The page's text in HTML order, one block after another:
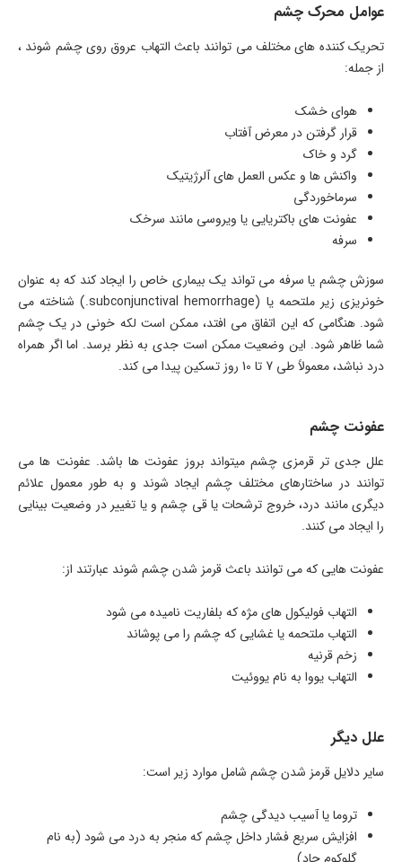
عوامل محرک چشم
تحریک کننده های مختلف می توانند باعث التهاب عروق روی چشم شوند ،
از جمله:
هوای خشک
قرار گرفتن در معرض آفتاب
گرد و خاک
واکنش ها و عکس العمل های آلرژیتیک
سرماخوردگی
عفونت های باکتریایی یا ویروسی مانند سرخک
سرفه
سوزش چشم یا سرفه می تواند یک بیماری خاص را ایجاد کند که به عنوان
خونریزی زیر ملتحمه یا (subconjunctival hemorrhage.) شناخته می
شود. هنگامی که این اتفاق می افتد، ممکن است لکه خونی در یک چشم
شما ظاهر شود. این وضعیت ممکن است جدی به نظر برسد. اما اگر همراه
درد نباشد، معمولاً طی 7 تا 10 روز تسکین پیدا می کند.
عفونت چشم
علل جدی تر قرمزی چشم میتواند بروز عفونت ها باشد. عفونت ها می
توانند در ساختارهای مختلف چشم ایجاد شوند و به طور معمول علائم
دیگری مانند درد، خروج ترشحات یا قی چشم و یا تغییر در وضعیت بینایی
را ایجاد می کنند.
عفونت هایی که می توانند باعث قرمز شدن چشم شوند عبارتند از:
التهاب فولیکول های مژه که بلفاریت نامیده می شود
التهاب ملتحمه یا غشایی که چشم را می پوشاند
زخم قرنیه
التهاب یووا به نام یووئیت
علل دیگر
سایر دلایل قرمز شدن چشم شامل موارد زیر است:
تروما یا آسیب دیدگی چشم
افزایش سریع فشار داخل چشم که منجر به درد می شود (به نام